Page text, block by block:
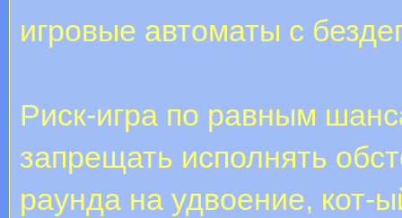
игровые автоматы с
Риск-игра по равным
запрещать исполнять
раунда на удвоение, кот-